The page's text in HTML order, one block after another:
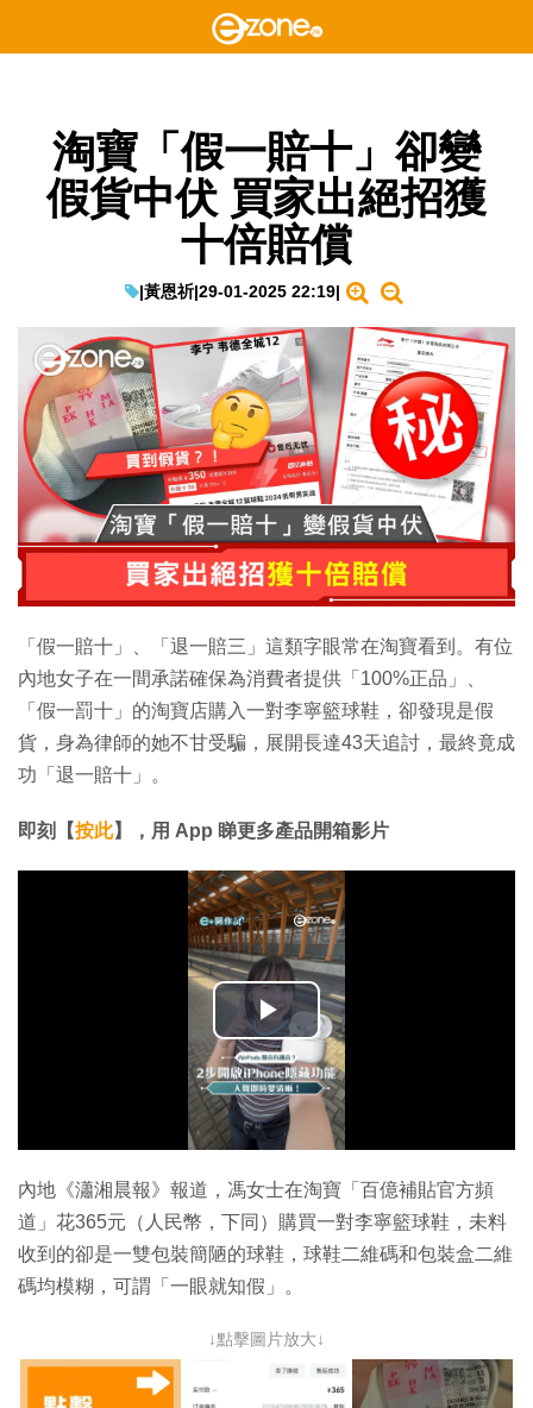
淘寶「假一賠十」卻變
假貨中伏 買家出絕招獲
十倍賠償
|黃恩祈|29-01-2025 22:19|
「假一賠十」、「退一賠三」這類字眼常在淘寶看到。有位
內地女子在一間承諾確保為消費者提供「100%正品」、
「假一罰十」的淘寶店購入一對李寧籃球鞋，卻發現是假
貨，身為律師的她不甘受騙，展開長達43天追討，最終竟成
功「退一賠十」。
即刻【按此】，用 App 睇更多產品開箱影片
播
放
影
片
內地《瀟湘晨報》報道，馮女士在淘寶「百億補貼官方頻
道」花365元（人民幣，下同）購買一對李寧籃球鞋，未料
收到的卻是一雙包裝簡陋的球鞋，球鞋二維碼和包裝盒二維
碼均模糊，可謂「一眼就知假」。
↓點擊圖片放大↓